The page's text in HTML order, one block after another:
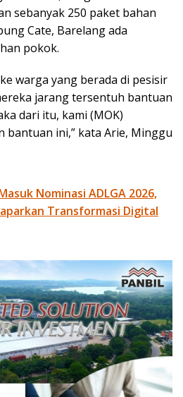
sebanyak 250 paket bahan
Cate, Barelang ada
pokok.
warga yang berada di pesisir
jarang tersentuh bantuan
dari itu, kami (MOK)
bantuan ini,” kata Arie, Minggu
Nominasi ADLGA 2026,
Transformasi Digital